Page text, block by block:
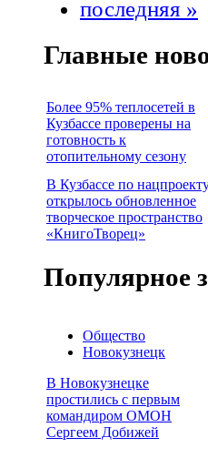
последняя »
Главные
Более 95% теплосетей в
Кузбассе проверены на
готовность к
отопительному сезону
В Кузбассе по
открылось обновленное
творческое пространство
«КнигоТворец»
Популярное
Общество
Новокузнецк
В Новокузнецке
простились с первым
командиром ОМОН
Сергеем Добижей